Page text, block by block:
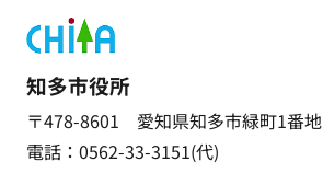
知多市役所
〒478-8601 愛知県知多市緑町1番地
電話：0562-33-3151(代)